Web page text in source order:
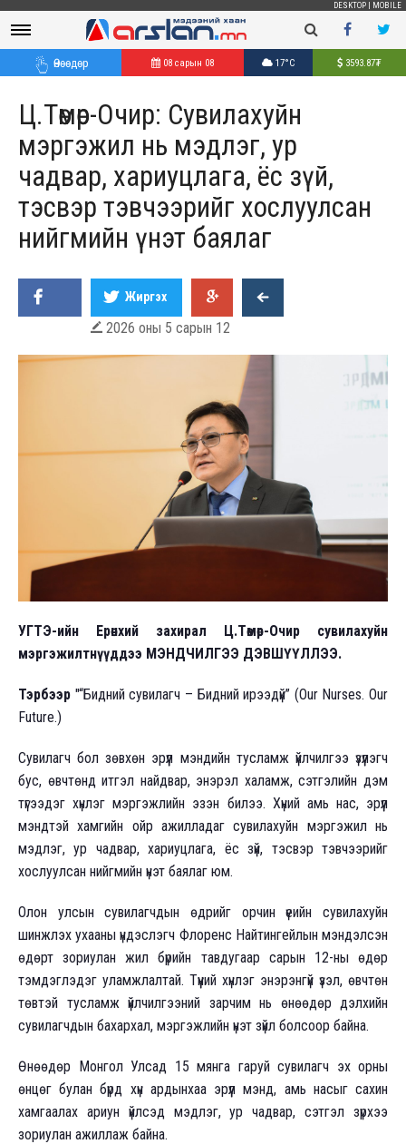
DESKTOP MOBILE
Өнөөдөр 08 сарын 08 17°C 3593.87₮
Ц.Төмөр-Очир: Сувилахуйн
мэргэжил нь мэдлэг, ур
чадвар, хариуцлага, ёс зүй,
тэсвэр тэвчээрийг хослуулсан
нийгмийн үнэт баялаг
Жиргэх
 2026 оны 5 сарын 12
УГТЭ-ийн Ерөнхий захирал Ц.Төмөр-Очир сувилахуйн
мэргэжилтнүүддээ МЭНДЧИЛГЭЭ ДЭВШҮҮЛЛЭЭ.
Тэрбээр "“Бидний сувилагч – Бидний ирээдүй” (Our Nurses. Our
Future.)
Сувилагч бол зөвхөн эрүүл мэндийн тусламж үйлчилгээ үзүүлэгч
бус, өвчтөнд итгэл найдвар, энэрэл халамж, сэтгэлийн дэм
түгээдэг хүнлэг мэргэжлийн эзэн билээ. Хүний амь нас, эрүүл
мэндтэй хамгийн ойр ажилладаг сувилахуйн мэргэжил нь
мэдлэг, ур чадвар, хариуцлага, ёс зүй, тэсвэр тэвчээрийг
хослуулсан нийгмийн үнэт баялаг юм.
Олон улсын сувилагчдын өдрийг орчин үеийн сувилахуйн
шинжлэх ухааны үндэслэгч Флоренс Найтингейлын мэндэлсэн
өдөрт зориулан жил бүрийн тавдугаар сарын 12-ны өдөр
тэмдэглэдэг уламжлалтай. Түүний хүнлэг энэрэнгүй үзэл, өвчтөн
төвтэй тусламж үйлчилгээний зарчим нь өнөөдөр дэлхийн
сувилагчдын бахархал, мэргэжлийн үнэт зүйл болсоор байна.
Өнөөдөр Монгол Улсад 15 мянга гаруй сувилагч эх орны
өнцөг булан бүрд хүн ардынхаа эрүүл мэнд, амь насыг сахин
хамгаалах ариун үйлсэд мэдлэг, ур чадвар, сэтгэл зүрхээ
зориулан ажиллаж байна.